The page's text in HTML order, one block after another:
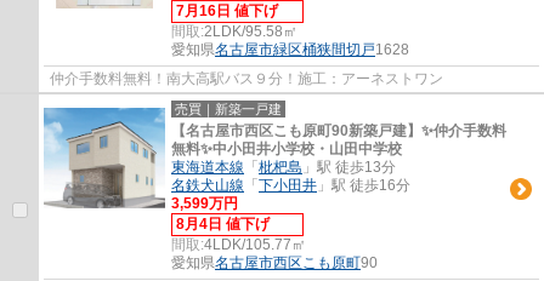
7月16日 値下げ
間取:2LDK/95.58㎡
愛知県名古屋市緑区桶狭間切戸1628
仲介手数料無料！南大高駅バス９分！施工：アーネストワン
売買｜新築一戸建
【名古屋市西区こも原町90新築戸建】✨️仲介手数料
無料✨️中小田井小学校・山田中学校
東海道本線 「 枇杷島 」駅 徒歩13分
名鉄犬山線 「 下小田井 」駅 徒歩16分
3,599万円
8月4日 値下げ
間取:4LDK/105.77㎡
愛知県名古屋市西区こも原町90